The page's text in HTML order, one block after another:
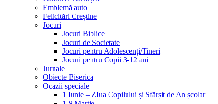
Emblemă auto
Felicitări Creștine
Jocuri
Jocuri Biblice
Jocuri de Societate
Jocuri pentru Adolescenți/Tineri
Jocuri pentru Copii 3-12 ani
Jurnale
Obiecte Biserica
Ocazii speciale
1 Iunie – ZIua Copilului și Sfărșit de An școlar